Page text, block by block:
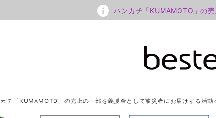
ハンカチ「KUMAMOTO」の
チ「KUMAMOTO」の売上の一部を義援金として被災者にお届けする活動